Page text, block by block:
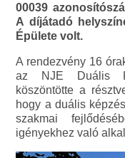
00039
A díjátadó
Épülete volt.
A rendezvény 16
az NJE Duális
köszöntötte a
hogy a duális
szakmai
igényekhez való